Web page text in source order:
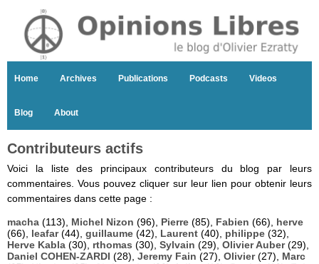
Home Archives Publications Podcasts Videos
Blog About
Contributeurs actifs
Voici la liste des principaux contributeurs du blog par leurs
commentaires. Vous pouvez cliquer sur leur lien pour obtenir leurs
commentaires dans cette page :
macha (113), Michel Nizon (96), Pierre (85), Fabien (66), herve
(66), leafar(44), guillaume (42), Laurent (40), philippe (32),
Herve Kabla (30), rthomas (30), Sylvain (29), Olivier Auber(29),
Daniel COHEN-ZARDI (28), Jeremy Fain (27), Olivier(27), Marc